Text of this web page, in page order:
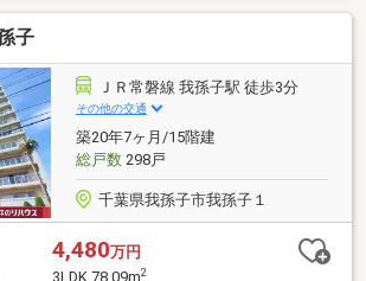
子
ＪＲ常磐線 我孫子駅 徒歩3分
その他の交通
築20年7ヶ月/15階建
総戸数298戸
千葉県我孫子市我孫子１
4,480万円
3LDK 78.09m2